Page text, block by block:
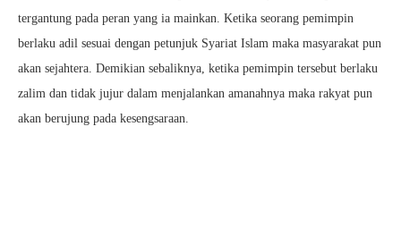
tergantung pada peran yang ia mainkan. Ketika seorang pemimpin
berlaku adil sesuai dengan petunjuk Syariat Islam maka masyarakat pun
akan sejahtera. Demikian sebaliknya, ketika pemimpin tersebut berlaku
zalim dan tidak jujur dalam menjalankan amanahnya maka rakyat pun
akan berujung pada kesengsaraan.